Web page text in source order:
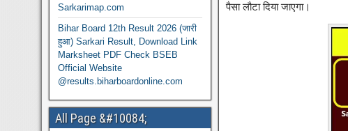
पैसा लौटा दिया जाएगा।
Sarkarimap.com
Bihar Board 12th Result 2026 (जारी
हुआ) Sarkari Result, Download Link
Marksheet PDF Check BSEB
Official Website
@results.biharboardonline.com
All Page &#10084;